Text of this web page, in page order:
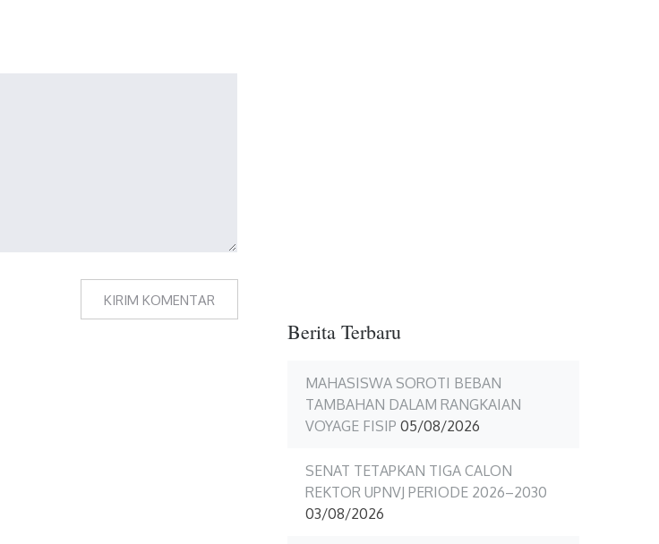
Berita Terbaru
MAHASISWA SOROTI BEBAN
TAMBAHAN DALAM RANGKAIAN
VOYAGE FISIP 05/08/2026
SENAT TETAPKAN TIGA CALON
REKTOR UPNVJ PERIODE 2026–2030
03/08/2026